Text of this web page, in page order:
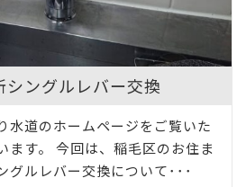
ングルレバー交換
水道のホームページをご覧いた
ます。 今回は、稲毛区のお住ま
グルレバー交換について･･･